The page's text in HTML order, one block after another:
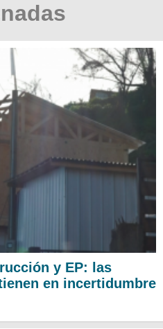
y EP: las
en incertidumbre